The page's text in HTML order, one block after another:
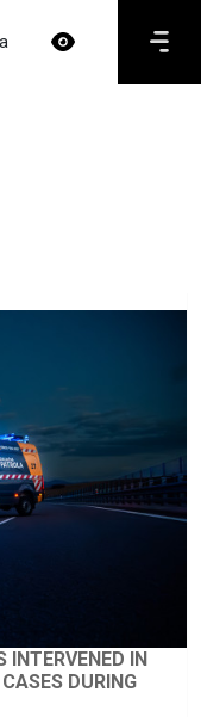
INTERVENED IN
DURING